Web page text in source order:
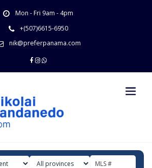
Mon - Fri 9am - 4pm
+(507)6615-6950
nik@preferpanama.com